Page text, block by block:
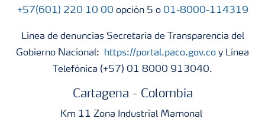
+57(601) 220 10 00 opción 5 o 01-8000-114319
Línea de denuncias Secretaría de Transparencia del
Gobierno Nacional: https://portal.paco.gov.co y Línea
Telefónica (+57) 01 8000 913040.
Cartagena - Colombia
Km 11 Zona Industrial Mamonal